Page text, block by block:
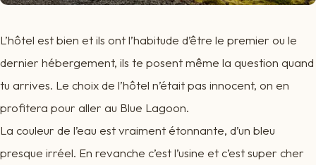
L’hôtel est bien et ils ont l’habitude d’être le premier ou le
dernier hébergement, ils te posent même la question quand
tu arrives. Le choix de l’hôtel n’était pas innocent, on en
profitera pour aller au Blue Lagoon.
La couleur de l’eau est vraiment étonnante, d’un bleu
presque irréel. En revanche c’est l’usine et c’est super cher